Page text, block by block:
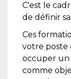
C'est le
de définir
Ces
votre poste
occuper un
comme